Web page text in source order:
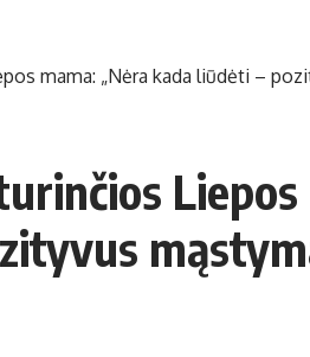
mama: „Nėra kada liūdėti –